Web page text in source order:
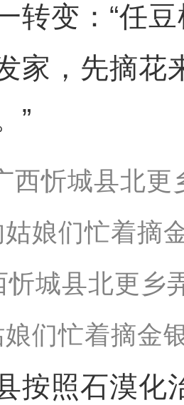
转变：“任
家，先摘花
”
忻城县北更乡
们忙着摘金
照石漠化